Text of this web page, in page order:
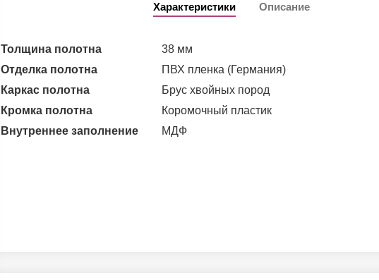
Характеристики Описание
Толщина полотна
38 мм
Отделка полотна
ПВХ пленка (Германия)
Каркас полотна
Брус хвойных пород
Кромка полотна
Коромочный пластик
Внутреннее заполнение
МДФ